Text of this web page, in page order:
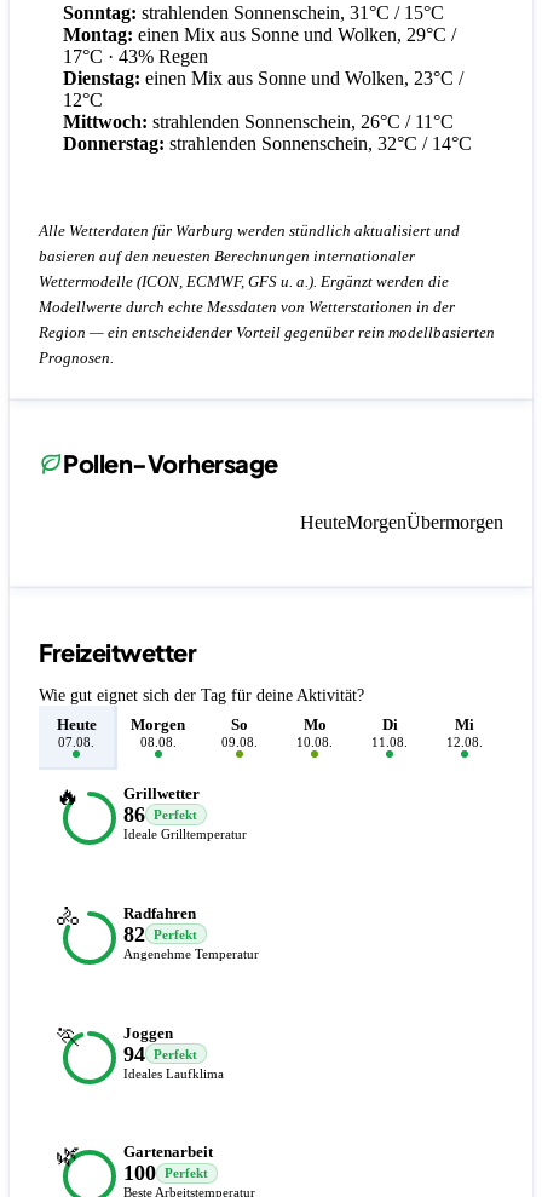
Sonntag: strahlenden Sonnenschein, 31°C / 15°C
Montag: einen Mix aus Sonne und Wolken, 29°C /
17°C · 43% Regen
Dienstag: einen Mix aus Sonne und Wolken, 23°C /
12°C
Mittwoch: strahlenden Sonnenschein, 26°C / 11°C
Donnerstag: strahlenden Sonnenschein, 32°C / 14°C
Alle Wetterdaten für Warburg werden stündlich aktualisiert und
basieren auf den neuesten Berechnungen internationaler
Wettermodelle (ICON, ECMWF, GFS u. a.). Ergänzt werden die
Modellwerte durch echte Messdaten von Wetterstationen in der
Region — ein entscheidender Vorteil gegenüber rein modellbasierten
Prognosen.
Pollen-Vorhersage
HeuteMorgenÜbermorgen
Freizeitwetter
Wie gut eignet sich der Tag für deine Aktivität?
Heute
07.08.
Morgen
08.08.
So
09.08.
Mo
10.08.
Di
11.08.
Mi
12.08.
🔥 Grillwetter
86
Perfekt
Ideale Grilltemperatur
🚴 Radfahren
82
Perfekt
Angenehme Temperatur
🏃 Joggen
94
Perfekt
Ideales Laufklima
🌿 Gartenarbeit
100
Perfekt
Beste Arbeitstemperatur